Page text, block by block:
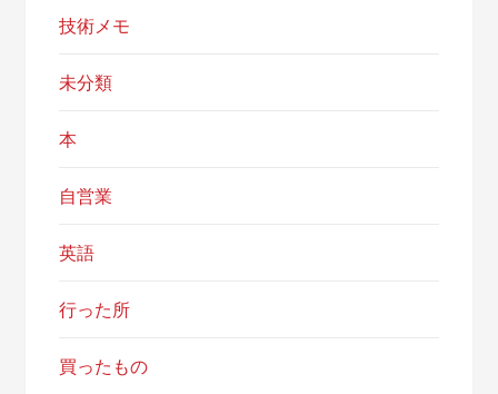
技術メモ
未分類
本
自営業
英語
行った所
買ったもの